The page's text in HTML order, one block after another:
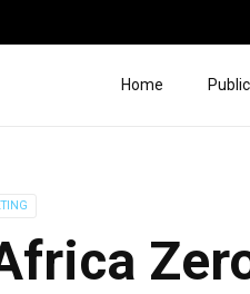
Home